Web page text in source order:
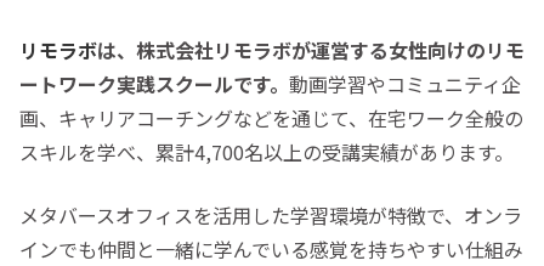
リモラボは、株式会社リモラボが運営する女性向けのリモ
ートワーク実践スクールです。 動画学習やコミュニティ企
画、キャリアコーチングなどを通じて、在宅ワーク全般の
スキルを学べ、累計4,700名以上の受講実績があります。
メタバースオフィスを活用した学習環境が特徴で、オンラ
インでも仲間と一緒に学んでいる感覚を持ちやすい仕組み